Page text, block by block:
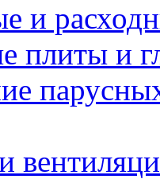
и
плиты и